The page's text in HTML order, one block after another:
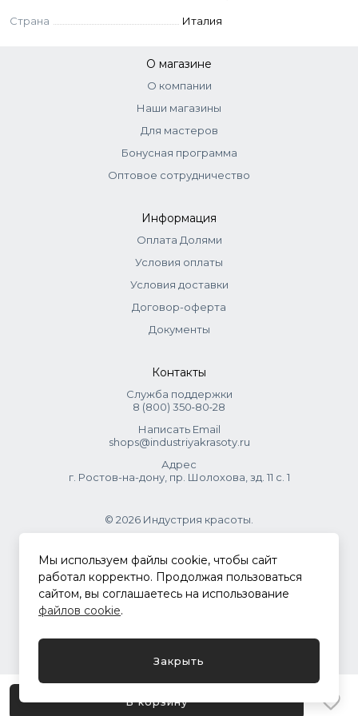
В корзину
Страна
Италия
О магазине
О компании
Наши магазины
Для мастеров
Бонусная программа
Оптовое сотрудничество
Информация
Оплата Долями
Условия оплаты
Условия доставки
Договор-оферта
Документы
Контакты
Служба поддержки
8 (800) 350‑80‑28
Написать Email
shops@industriyakrasoty.ru
Адрес
г. Ростов-на-дону, пр. Шолохова, зд. 11 с. 1
© 2026 Индустрия красоты.
.
Политика конфиденциальности
Мы используем файлы cookie, чтобы сайт
работал корректно. Продолжая пользоваться
сайтом, вы соглашаетесь на использование
файлов cookie.
Закрыть